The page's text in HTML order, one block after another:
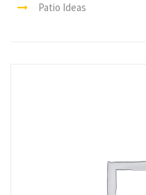
Patio Ideas